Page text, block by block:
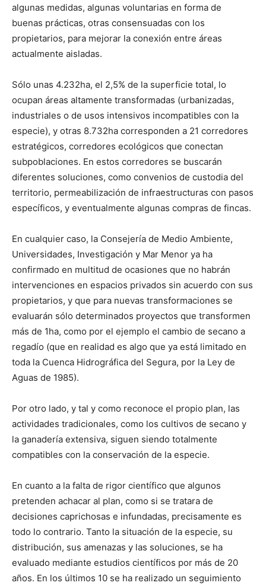
algunas medidas, algunas voluntarias en forma de
buenas prácticas, otras consensuadas con los
propietarios, para mejorar la conexión entre áreas
actualmente aisladas.
Sólo unas 4.232ha, el 2,5% de la superficie total, lo
ocupan áreas altamente transformadas (urbanizadas,
industriales o de usos intensivos incompatibles con la
especie), y otras 8.732ha corresponden a 21 corredores
estratégicos, corredores ecológicos que conectan
subpoblaciones. En estos corredores se buscarán
diferentes soluciones, como convenios de custodia del
territorio, permeabilización de infraestructuras con pasos
específicos, y eventualmente algunas compras de fincas.
En cualquier caso, la Consejería de Medio Ambiente,
Universidades, Investigación y Mar Menor ya ha
confirmado en multitud de ocasiones que no habrán
intervenciones en espacios privados sin acuerdo con sus
propietarios, y que para nuevas transformaciones se
evaluarán sólo determinados proyectos que transformen
más de 1ha, como por el ejemplo el cambio de secano a
regadío (que en realidad es algo que ya está limitado en
toda la Cuenca Hidrográfica del Segura, por la Ley de
Aguas de 1985).
Por otro lado, y tal y como reconoce el propio plan, las
actividades tradicionales, como los cultivos de secano y
la ganadería extensiva, siguen siendo totalmente
compatibles con la conservación de la especie.
En cuanto a la falta de rigor científico que algunos
pretenden achacar al plan, como si se tratara de
decisiones caprichosas e infundadas, precisamente es
todo lo contrario. Tanto la situación de la especie, su
distribución, sus amenazas y las soluciones, se ha
evaluado mediante estudios científicos por más de 20
años. En los últimos 10 se ha realizado un seguimiento